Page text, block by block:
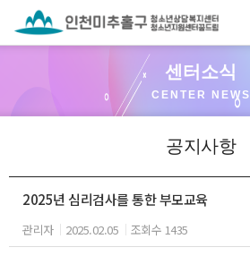
센터소식
CENTER NEWS
공지사항
2025년 심리검사를 통한 부모교육
관리자 2025.02.05 조회수 1435